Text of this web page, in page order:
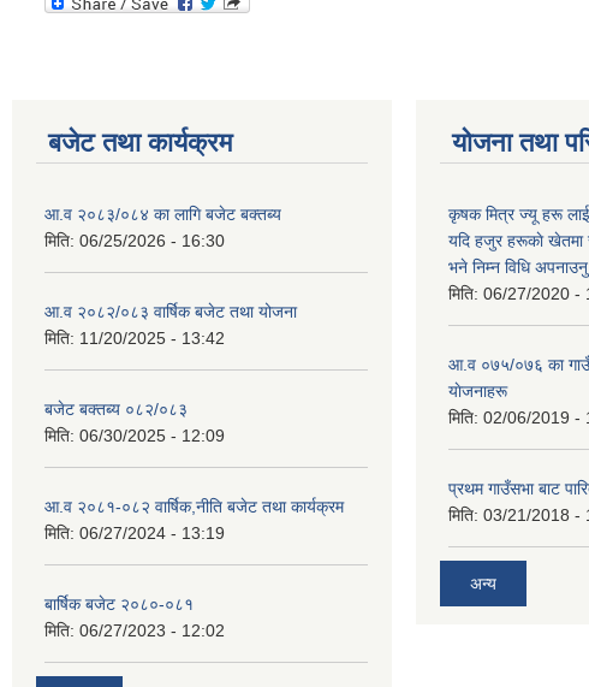
बजेट तथा कार्यक्रम
आ.व २०८३/०८४ का लागि बजेट बक्तब्य
मिति: 06/25/2026 - 16:30
आ.व २०८२/०८३ वार्षिक बजेट तथा योजना
मिति: 11/20/2025 - 13:42
बजेट बक्तब्य ०८२/०८३
मिति: 06/30/2025 - 12:09
आ.व २०८१-०८२ वार्षिक,नीति बजेट तथा कार्यक्रम
मिति: 06/27/2024 - 13:19
बार्षिक बजेट २०८०-०८१
मिति: 06/27/2023 - 12:02
योजना तथा
कृषक मित्र ज्यू हरू
यदि हजुर हरूकाे खेतमा
भने निम्न विधि अपनाउनु
मिति: 06/27/2020 -
आ‍.व ०७५/०७६ का
याेजनाहरू
मिति: 02/06/2019 -
प्रथम गाउँसभा बाट
मिति: 03/21/2018 -
अन्य